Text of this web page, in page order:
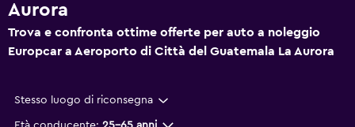
Aurora
Trova e confronta ottime offerte per auto a noleggio
Europcar a Aeroporto di Città del Guatemala La Aurora
Stesso luogo di riconsegna